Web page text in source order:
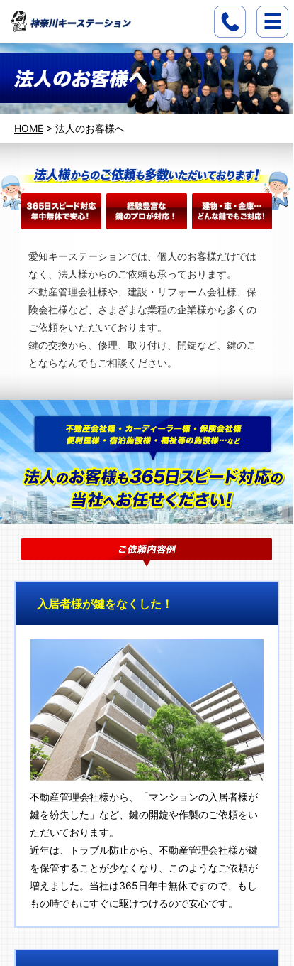
HOME > 法人のお客様へ
愛知キーステーションでは、個人のお客様だけでは
なく、法人様からのご依頼も承っております。
不動産管理会社様や、建設・リフォーム会社様、保
険会社様など、さまざまな業種の企業様から多くの
ご依頼をいただいております。
鍵の交換から、修理、取り付け、開錠など、鍵のこ
とならなんでもご相談ください。
入居者様が鍵をなくした！
不動産管理会社様から、「マンションの入居者様が
鍵を紛失した」など、鍵の開錠や作製のご依頼をい
ただいております。
近年は、トラブル防止から、不動産管理会社様が鍵
を保管することが少なくなり、このようなご依頼が
増えました。当社は365日年中無休ですので、もし
もの時でもにすぐに駆けつけるので安心です。